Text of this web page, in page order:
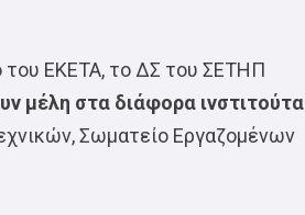
του ΕΚΕΤΑ, το ΔΣ του ΣΕΤΗΠ
μέλη στα διάφορα ινστιτούτα
Σωματείο Εργαζομένων